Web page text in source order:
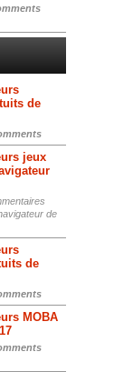
de
jeux
de
de
MOBA